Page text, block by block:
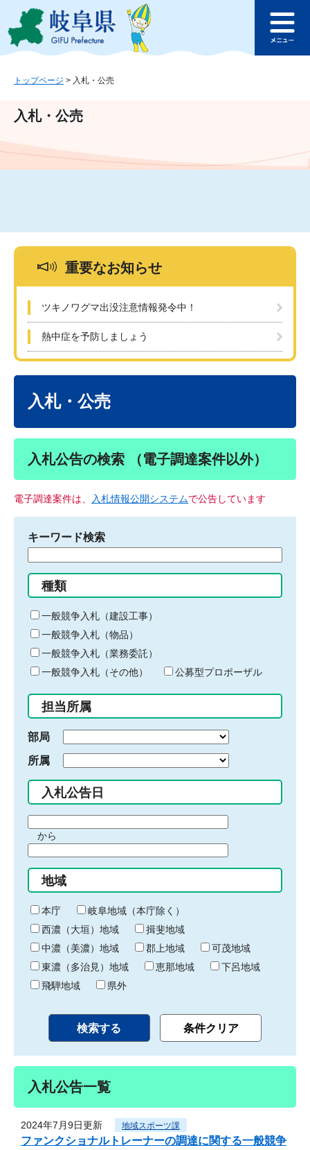
ジ
ュ
文
このページの本文へ
ュ
トップページ > 入札・公売
入札・公売
重要なお知らせ
ツキノワグマ出没注意情報発令中！
熱中症を予防しましょう
入札・公売
入札公告の検索 （電子調達案件以外）
電子調達案件は、 入札情報公開システムで公告しています
キーワード検索
る
キ
ー
ワ
ー
ド
入
力
種類
一般競争入札（建設工事）
一般競争入札（物品）
一般競争入札（業務委託）
一般競争入札（その他）
公募型プロポーザル
担当所属
部局
所属
入札公告日
間
始
り
から
間
終
わ
り
地域
本庁
岐阜地域（本庁除く）
西濃（大垣）地域
揖斐地域
中濃（美濃）地域
郡上地域
可茂地域
東濃（多治見）地域
恵那地域
下呂地域
飛騨地域
県外
入札公告一覧
2024年7月9日更新 地域スポーツ課
ファンクショナルトレーナーの調達に関する一般競争